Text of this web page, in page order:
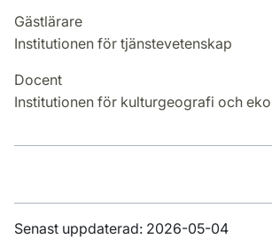
Gästlärare
Institutionen för tjänstevetenskap
Docent
Institutionen för kulturgeografi och
Senast uppdaterad: 2026-05-04